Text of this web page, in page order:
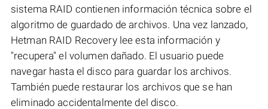
sistema RAID contienen información técnica sobre el
algoritmo de guardado de archivos. Una vez lanzado,
Hetman RAID Recovery lee esta información y
"recupera" el volumen dañado. El usuario puede
navegar hasta el disco para guardar los archivos.
También puede restaurar los archivos que se han
eliminado accidentalmente del disco.